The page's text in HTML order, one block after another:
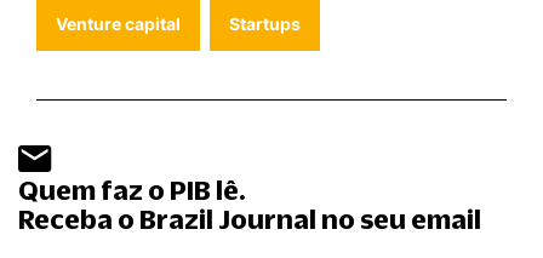
Venture capital Startups
Quem faz o PIB lê.
Receba o Brazil Journal no seu email